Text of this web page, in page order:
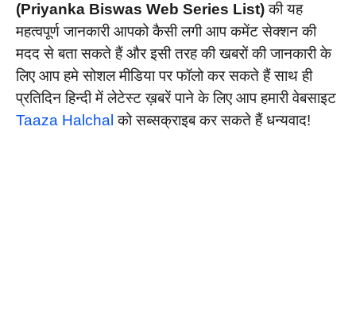
(Priyanka Biswas Web Series List)की यह
महत्वपूर्ण जानकारी आपको कैसी लगी आप कमेंट सेक्शन की
मदद से बता सकते हैं और इसी तरह की खबरों की जानकारी के
लिए आप हमे सोशल मीडिया पर फॉलो कर सकते हैं साथ ही
प्रतिदिन हिन्दी में लेटेस्ट ख़बरें पाने के लिए आप हमारी वेबसाइट
Taaza Halchal को सब्सक्राइब कर सकते हैं धन्यवाद!